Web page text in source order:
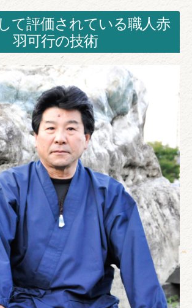
て評価されている職人赤
羽可行の技術